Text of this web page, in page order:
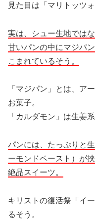
見た目は「マリトッツ
実は、シュー生地では
甘いパンの中にマジパ
こまれているそう。
「マジパン」とは、ア
お菓子。
「カルダモン」は生姜
パンには、たっぷりと
ーモンドペースト）が
絶品スイーツ。
キリストの復活祭「イ
るそう。